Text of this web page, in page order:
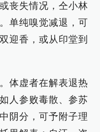
丧失情况，仝小林
单纯嗅觉减退，可
迎香，或从印堂到
体虚者在解表退热
人参败毒散、参苏
阴分，可予附子理